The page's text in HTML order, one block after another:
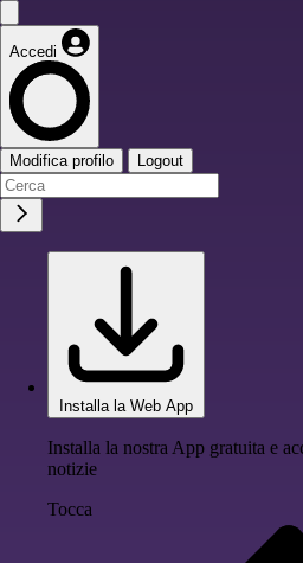
Accedi
Modifica profilo Logout
Installa la Web App
Installa la nostra App gratuita e
notizie
Tocca